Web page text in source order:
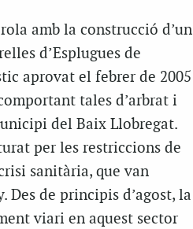
amb la construcció d’un
d’Esplugues de
aprovat el febrer de 2005
tales d’arbrat i
del Baix Llobregat.
per les restriccions de
sanitària, que van
Des de principis d’agost, la
viari en aquest sector